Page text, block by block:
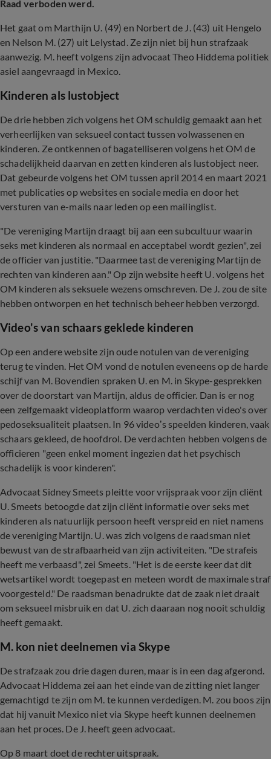
Raad verboden werd.
Het gaat om Marthijn U. (49) en Norbert de J. (43) uit Hengelo
en Nelson M. (27) uit Lelystad. Ze zijn niet bij hun strafzaak
aanwezig. M. heeft volgens zijn advocaat Theo Hiddema politiek
asiel aangevraagd in Mexico.
Kinderen als lustobject
De drie hebben zich volgens het OM schuldig gemaakt aan het
verheerlijken van seksueel contact tussen volwassenen en
kinderen. Ze ontkennen of bagatelliseren volgens het OM de
schadelijkheid daarvan en zetten kinderen als lustobject neer.
Dat gebeurde volgens het OM tussen april 2014 en maart 2021
met publicaties op websites en sociale media en door het
versturen van e-mails naar leden op een mailinglist.
"De vereniging Martijn draagt bij aan een subcultuur waarin
seks met kinderen als normaal en acceptabel wordt gezien", zei
de officier van justitie. "Daarmee tast de vereniging Martijn de
rechten van kinderen aan." Op zijn website heeft U. volgens het
OM kinderen als seksuele wezens omschreven. De J. zou de site
hebben ontworpen en het technisch beheer hebben verzorgd.
Video's van schaars geklede kinderen
Op een andere website zijn oude notulen van de vereniging
terug te vinden. Het OM vond de notulen eveneens op de harde
schijf van M. Bovendien spraken U. en M. in Skype-gesprekken
over de doorstart van Martijn, aldus de officier. Dan is er nog
een zelfgemaakt videoplatform waarop verdachten video's over
pedoseksualiteit plaatsen. In 96 video’s speelden kinderen, vaak
schaars gekleed, de hoofdrol. De verdachten hebben volgens de
officieren "geen enkel moment ingezien dat het psychisch
schadelijk is voor kinderen".
Advocaat Sidney Smeets pleitte voor vrijspraak voor zijn cliënt
U. Smeets betoogde dat zijn cliënt informatie over seks met
kinderen als natuurlijk persoon heeft verspreid en niet namens
de vereniging Martijn. U. was zich volgens de raadsman niet
bewust van de strafbaarheid van zijn activiteiten. "De strafeis
heeft me verbaasd", zei Smeets. "Het is de eerste keer dat dit
wetsartikel wordt toegepast en meteen wordt de maximale straf
voorgesteld." De raadsman benadrukte dat de zaak niet draait
om seksueel misbruik en dat U. zich daaraan nog nooit schuldig
heeft gemaakt.
M. kon niet deelnemen via Skype
De strafzaak zou drie dagen duren, maar is in een dag afgerond.
Advocaat Hiddema zei aan het einde van de zitting niet langer
gemachtigd te zijn om M. te kunnen verdedigen. M. zou boos zijn
dat hij vanuit Mexico niet via Skype heeft kunnen deelnemen
aan het proces. De J. heeft geen advocaat.
Op 8 maart doet de rechter uitspraak.